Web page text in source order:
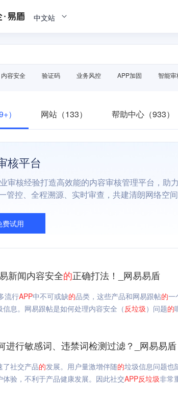
中文站
内容安全 验证码 业务风控 APP加固 智能审
） 网站（133） 帮助中心（933）
核平台
审核经验打造高效能的内容审核管理平台，助
管控、全程溯源、实时审查，共建清朗网络空间
费试用
新闻内容安全的正确打法！_网易易盾
流行APP中不可或缺的品类，这些产品和网易跟帖的一
信息。网易跟帖是如何处理内容安全（反垃圾）问题的
进行敏感词、违禁词检测过滤？_网易易盾
了社交产品的发展。用户量激增伴随的垃圾信息问题也
体验，不利于产品健康发展。因此社交APP反垃圾非常